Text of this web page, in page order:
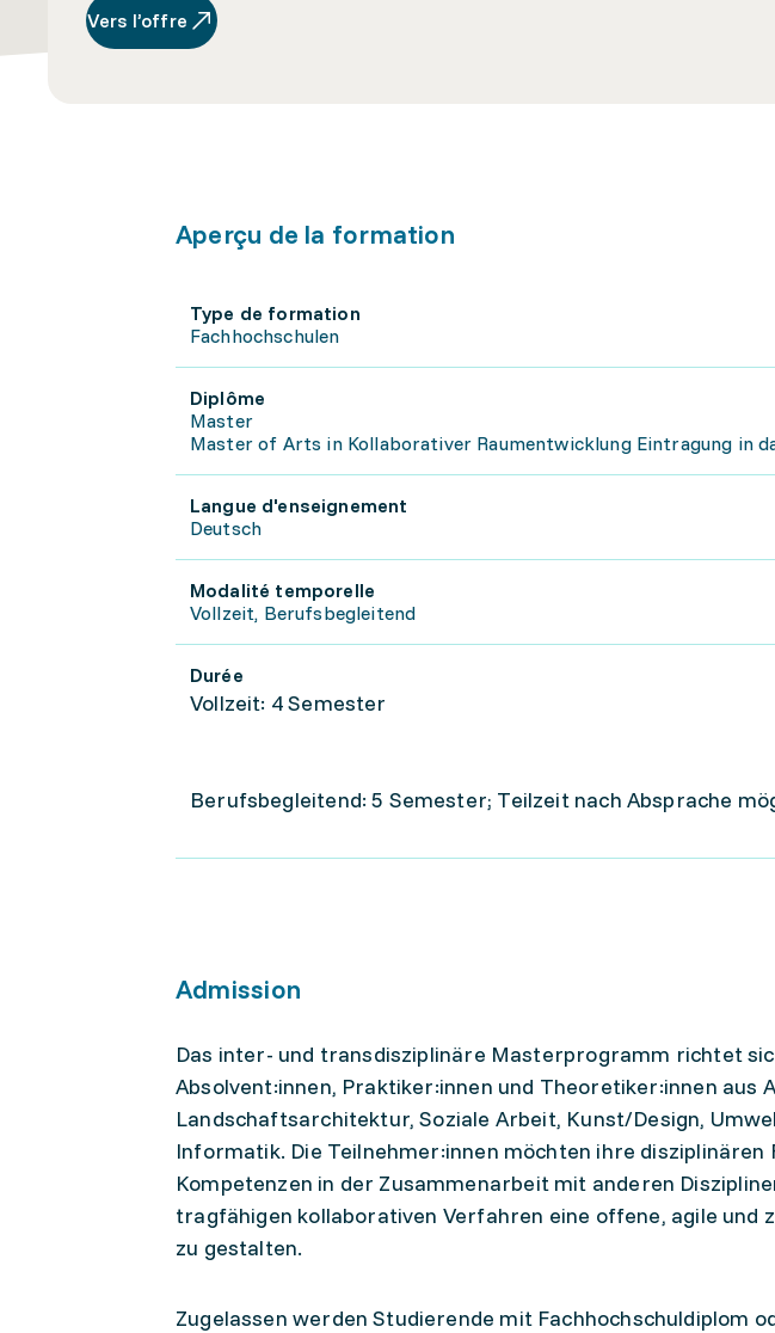
Vers l’offre
Aperçu de la formation
Type de formation
Fachhochschulen
Diplôme
Master
Master of Arts in Kollaborativer Raumentwicklung Eintragung in
Langue d'enseignement
Deutsch
Modalité temporelle
Vollzeit, Berufsbegleitend
Durée
Vollzeit: 4 Semester
Berufsbegleitend: 5 Semester; Teilzeit nach Absprache
Admission
Das inter- und transdisziplinäre Masterprogramm richtet
Absolvent:innen, Praktiker:innen und Theoretiker:innen aus
Landschaftsarchitektur, Soziale Arbeit, Kunst/Design,
Informatik. Die Teilnehmer:innen möchten ihre
Kompetenzen in der Zusammenarbeit mit anderen
tragfähigen kollaborativen Verfahren eine offene, agile
zu gestalten.
Zugelassen werden Studierende mit Fachhochschuldiplom